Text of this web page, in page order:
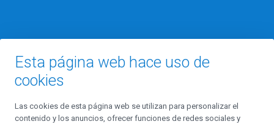
entidad de asesoramiento financiero en Andorra, autorizada y
supervisada por la AFA. Nace del convencimiento de que solo un
Esta página web hace uso de
cookies
Las cookies de esta página web se utilizan para personalizar el
contenido y los anuncios, ofrecer funciones de redes sociales y